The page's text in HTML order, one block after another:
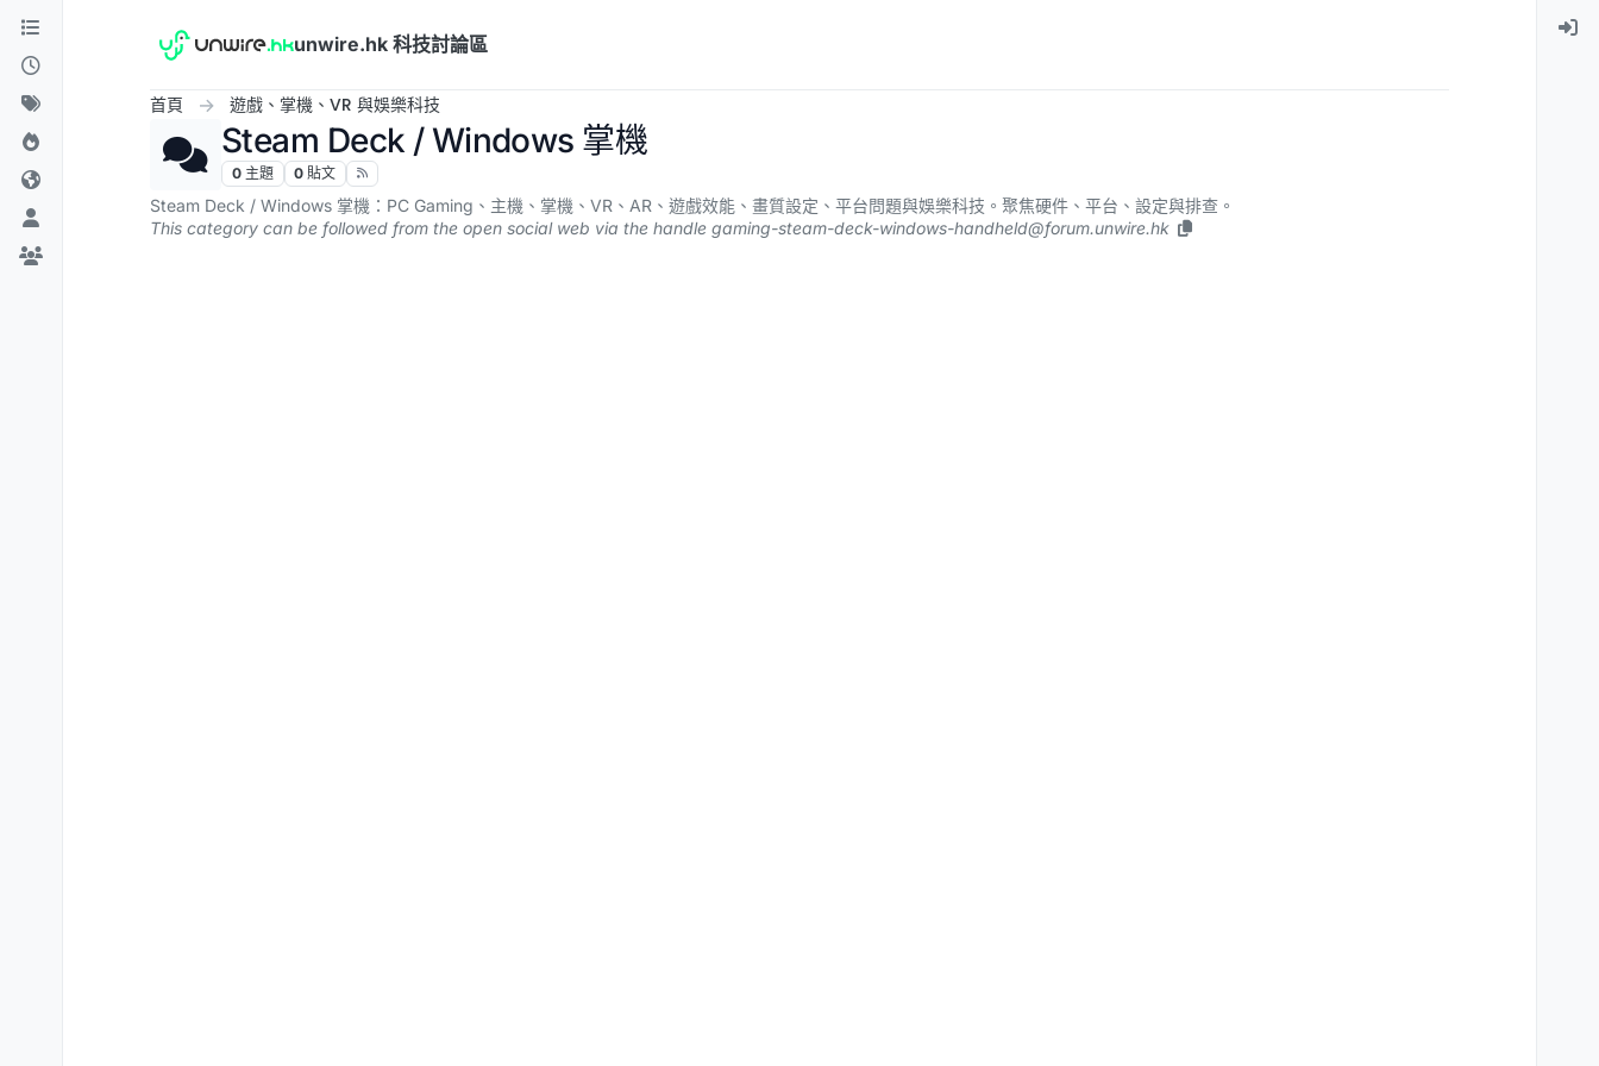
跳到內容
unwire.hk 科技討論區
首頁 遊戲、掌機、VR 與娛樂科技
Steam Deck / Windows 掌機
0 主題 0 貼文
Steam Deck / Windows 掌機：PC Gaming、主機、掌機、VR、AR、遊戲效能、畫質設定、平台問題與娛樂科技。聚焦硬件、平台、設定與排查。
This category can be followed from the open social web via the handle gaming-steam-deck-windows-handheld@forum.unwire.hk